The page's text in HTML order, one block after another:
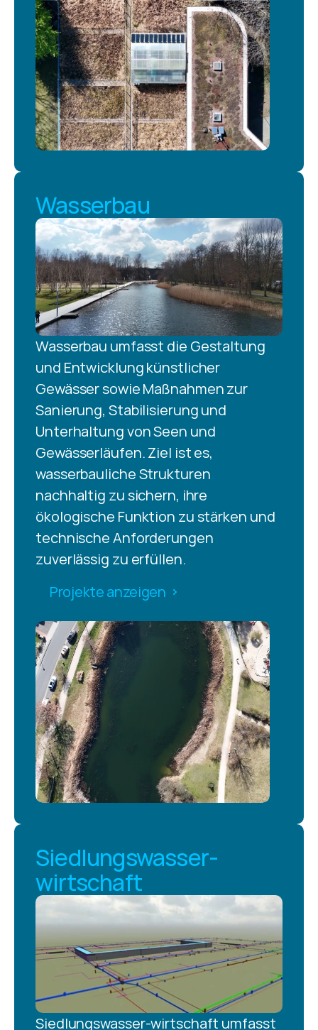
Wasserbau
Wasserbau umfasst die Gestaltung
und Entwicklung künstlicher
Gewässer sowie Maßnahmen zur
Sanierung, Stabilisierung und
Unterhaltung von Seen und
Gewässerläufen. Ziel ist es,
wasserbauliche Strukturen
nachhaltig zu sichern, ihre
ökologische Funktion zu stärken und
technische Anforderungen
zuverlässig zu erfüllen.
Projekte anzeigen
Siedlungswasser-
wirtschaft
Siedlungswasser-wirtschaft umfasst